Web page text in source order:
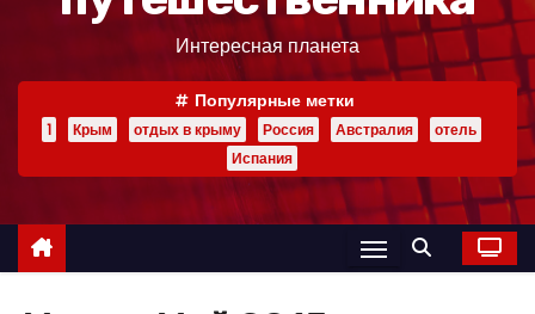
ж
Интересная планета
Популярные метки
1 Крым отдых в крыму Россия Австралия
отель
Испания